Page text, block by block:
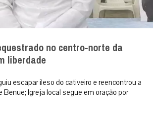
no centro-norte da
liberdade
escapar ileso do cativeiro e reencontrou a
Igreja local segue em oração por